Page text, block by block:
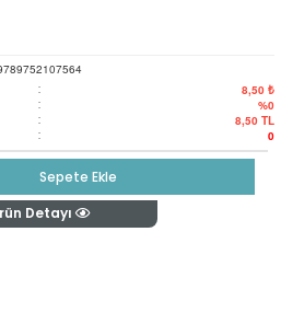
: 8,50 ₺
: %0
: 8,50 TL
: 0
Sepete Ekle
Detayı